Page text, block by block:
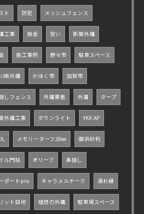
ト 防犯 メッシュフェンス
工事 板金 安い 新築外構
施工事例 野々市 駐車スペース
県外構 かほく市 加賀市
しフェンス 外構業者 外溝 タープ
外構工事 ダウンライト YKK AP
メモリーターフ28㎜ 御浜砂利
ル門柱 オリーブ 鼻隠し
ポートpro キャラメルチーク 濡れ縁
ット目地 理想の外構 駐車場スペース